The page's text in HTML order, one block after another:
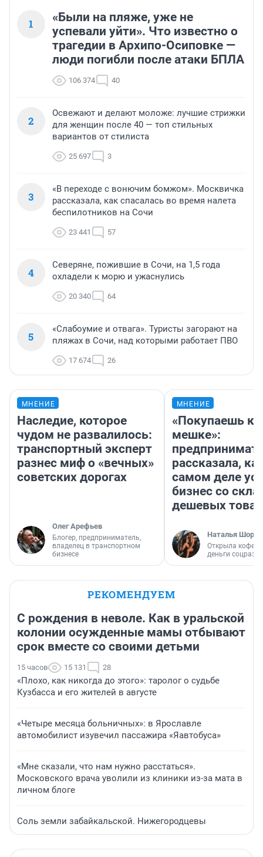
1
«Были на пляже, уже не
успевали уйти». Что известно о
трагедии в Архипо-Осиповке —
люди погибли после атаки БПЛА
106 374 40
2
Освежают и делают моложе: лучшие стрижки
для женщин после 40 — топ стильных
вариантов от стилиста
25 697 3
3
«В переходе с вонючим бомжом». Москвичка
рассказала, как спасалась во время налета
беспилотников на Сочи
23 441 57
4
Северяне, пожившие в Сочи, на 1,5 года
охладели к морю и ужаснулись
20 340 64
5
«Слабоумие и отвага». Туристы загорают на
пляжах в Сочи, над которыми работает ПВО
17 674 26
МНЕНИЕ
Наследие, которое
чудом не развалилось:
транспортный эксперт
разнес миф о «вечных»
советских дорогах
Олег Арефьев
Блогер, предприниматель,
владелец в транспортном
бизнесе
МНЕНИЕ
«Покупаешь
мешке»:
рассказала,
самом деле
бизнес со
дешевых
Наталья
Открыла
деньги
РЕКОМЕНДУЕМ
С рождения в неволе. Как в уральской
колонии осужденные мамы отбывают
срок вместе со своими детьми
15 часов 15 131 28
«Плохо, как никогда до этого»: таролог о судьбе
Кузбасса и его жителей в августе
«Четыре месяца больничных»: в Ярославле
автомобилист изувечил пассажира «Яавтобуса»
«Мне сказали, что нам нужно расстаться».
Московского врача уволили из клиники из-за мата в
личном блоге
Соль земли забайкальской. Нижегородцевы